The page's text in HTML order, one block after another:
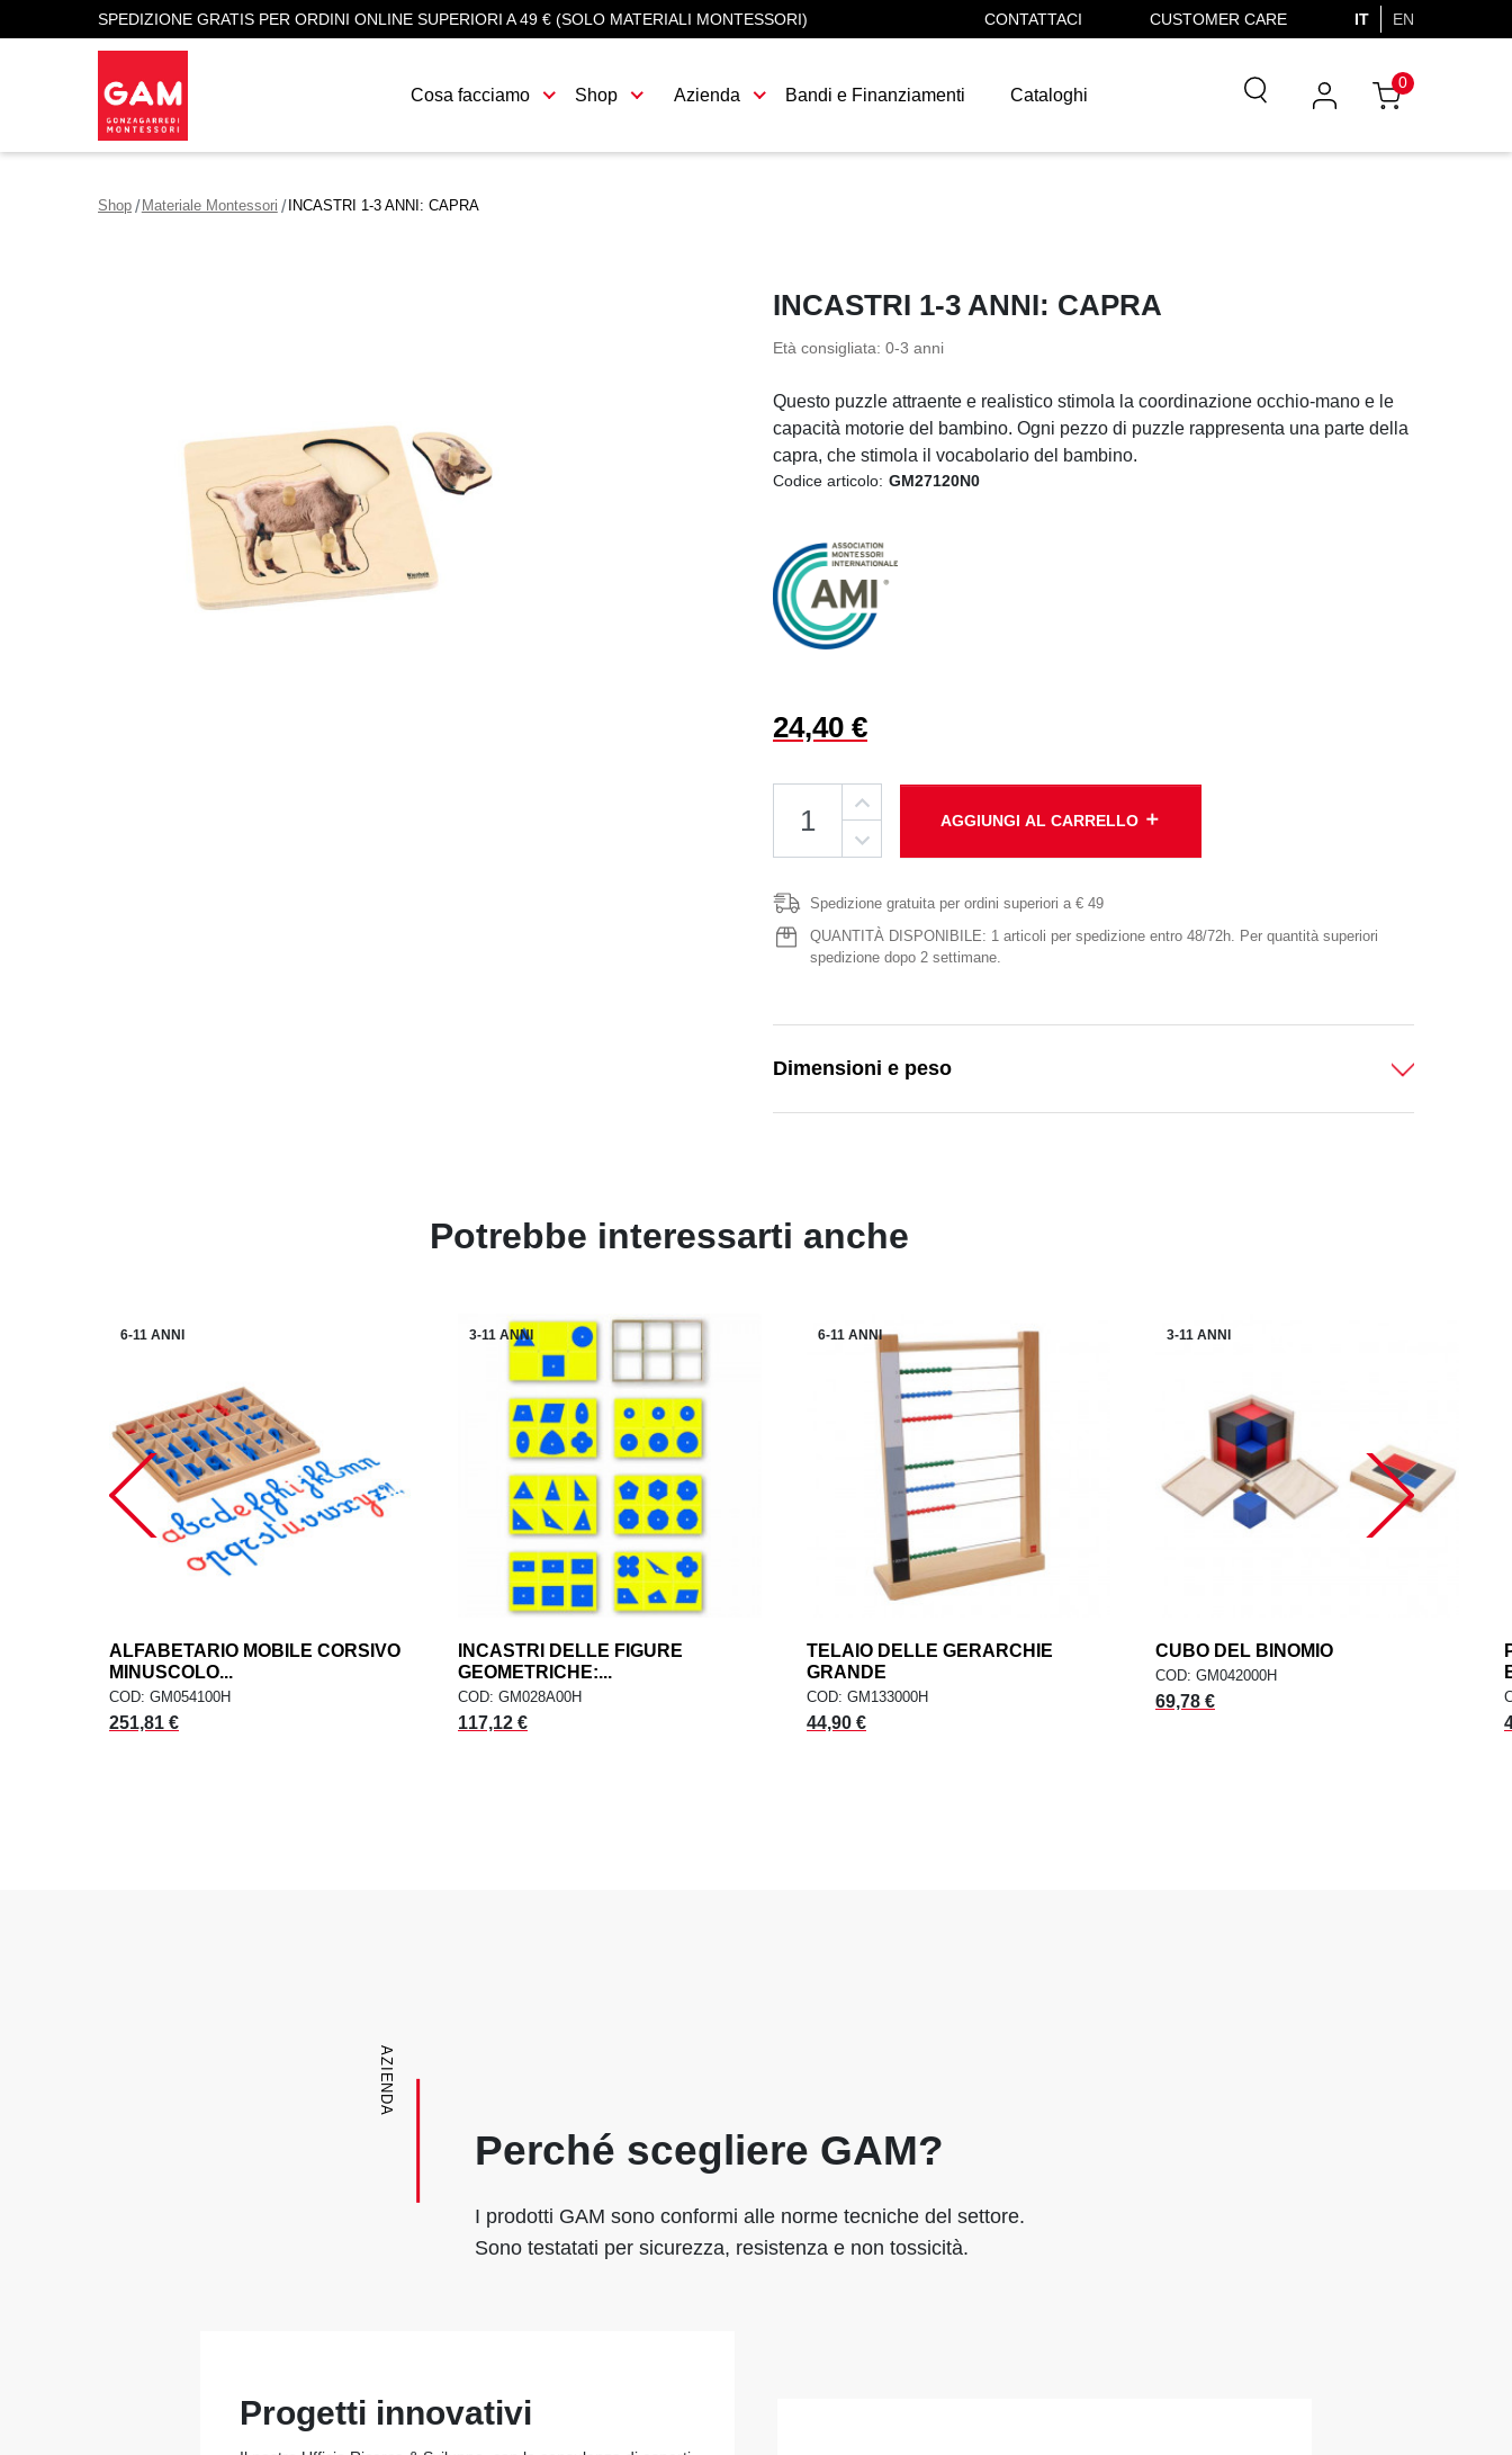
SPEDIZIONE GRATIS PER ORDINI ONLINE SUPERIORI A 49 € (SOLO MATERIALI MONTESSORI) CONTATTACI CUSTOMER CARE IT EN
Cosa facciamo Shop Azienda Bandi e Finanziamenti Cataloghi
0
Shop Materiale Montessori INCASTRI 1-3 ANNI: CAPRA
INCASTRI 1-3 ANNI: CAPRA
Età consigliata: 0-3 anni
Questo puzzle attraente e realistico stimola la coordinazione occhio-mano e le
capacità motorie del bambino. Ogni pezzo di puzzle rappresenta una parte della
capra, che stimola il vocabolario del bambino.
Codice articolo: GM27120N0
24,40 €
AGGIUNGI AL CARRELLO add
Spedizione gratuita per ordini superiori a € 49
QUANTITÀ DISPONIBILE: 1 articoli per spedizione entro 48/72h. Per quantità superiori
spedizione dopo 2 settimane.
Dimensioni e peso
Potrebbe interessarti anche
6-11 ANNI
AGGIUNGI AL CARRELLOadd
ALFABETARIO MOBILE CORSIVO
MINUSCOLO...
COD: GM054100H
251,81 €
3-11 ANNI
AGGIUNGI AL CARRELLO
INCASTRI DELLE FIGURE
GEOMETRICHE:...
COD: GM028A00H
117,12 €
6-11 ANNI
AGGIUNGI AL CARRELLOadd
TELAIO DELLE GERARCHIE
GRANDE
COD: GM133000H
44,90 €
3-11 ANNI
AGGIUNGI AL CARRELLO
CUBO DEL BINOMIO
COD: GM042000H
69,78 €
AZIENDA
Perché scegliere GAM?
I prodotti GAM sono conformi alle norme tecniche del settore.
Sono testatati per sicurezza, resistenza e non tossicità.
Progetti innovativi